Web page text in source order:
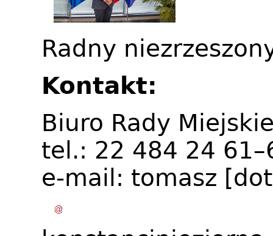
Radny
Kontakt:
Biuro Rady
tel.: 22 484 24
e-mail: tomasz